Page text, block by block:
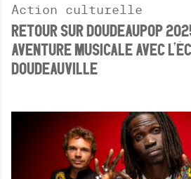
Action culturelle
RETOUR SUR DOUDEAUPOP
AVENTURE MUSICALE AVEC
DOUDEAUVILLE